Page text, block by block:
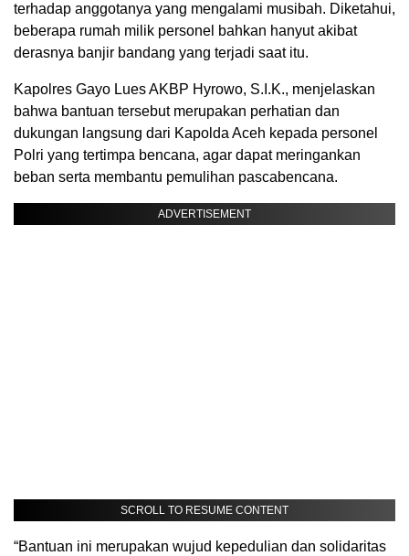
terhadap anggotanya yang mengalami musibah. Diketahui,
beberapa rumah milik personel bahkan hanyut akibat
derasnya banjir bandang yang terjadi saat itu.
Kapolres Gayo Lues AKBP Hyrowo, S.I.K., menjelaskan
bahwa bantuan tersebut merupakan perhatian dan
dukungan langsung dari Kapolda Aceh kepada personel
Polri yang tertimpa bencana, agar dapat meringankan
beban serta membantu pemulihan pascabencana.
ADVERTISEMENT
SCROLL TO RESUME CONTENT
“Bantuan ini merupakan wujud kepedulian dan solidaritas